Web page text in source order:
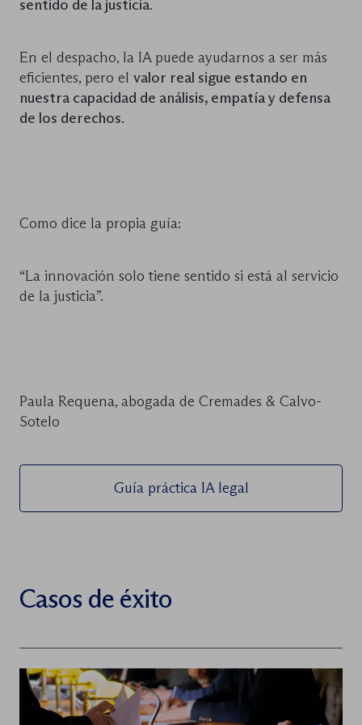
sentido de la justicia.
En el despacho, la IA puede ayudarnos a ser más
eficientes, pero el valor real sigue estando en
nuestra capacidad de análisis, empatía y defensa
de los derechos.
Como dice la propia guía:
“La innovación solo tiene sentido si está al servicio
de la justicia”.
Paula Requena, abogada de Cremades & Calvo-
Sotelo
Guía práctica IA legal
Casos de éxito